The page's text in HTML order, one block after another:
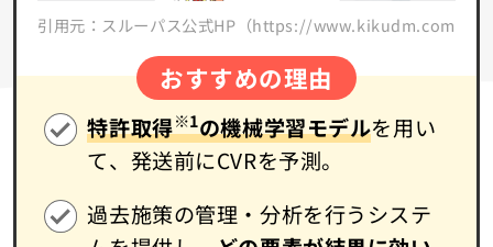
引用元：スルーパス公式HP（https://www.kikudm.com/）
おすすめの理由
特許取得※1の機械学習モデルを用い
て、発送前にCVRを予測。
過去施策の管理・分析を行うシステ